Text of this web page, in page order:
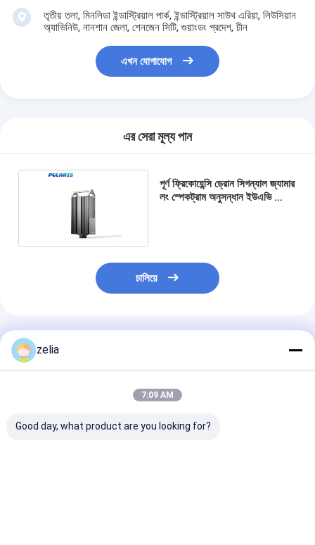
তৃতীয় তলা, মিনলিডা ইন্ডাস্ট্রিয়াল পার্ক, ইন্ডাস্ট্রিয়াল সাউথ এরিয়া, লিউসিয়ান
অ্যাভিনিউ, নানশান জেলা, শেনজেন সিটি, গুয়াংডং প্রদেশ, চীন
এখন যোগাযোগ
এর সেরা মূল্য পান
পূর্ণ ফ্রিকোয়েন্সি ড্রোন সিগন্যাল জ্যামার
লং স্পেকট্রাম অনুসন্ধান ইউএভি ড্রোন
চালিয়ে
প্রস্তাবিত পণ্য
zelia
7:09 AM
Good day, what product are you looking for?